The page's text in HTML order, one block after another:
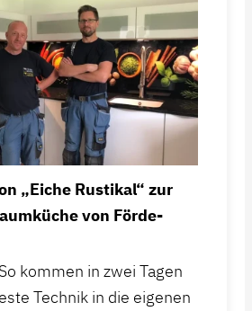
„Eiche Rustikal“ zur
von Förde-
kommen in zwei Tagen
Technik in die eigenen